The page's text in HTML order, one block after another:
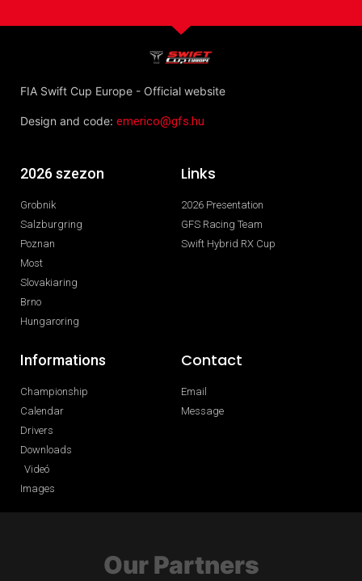
FIA Swift Cup Europe - Official website
Design and code: emerico@gfs.hu
2026 szezon
Grobnik
Salzburgring
Poznan
Most
Slovakiaring
Brno
Hungaroring
Links
2026 Presentation
GFS Racing Team
Swift Hybrid RX Cup
Informations
Championship
Calendar
Drivers
Downloads
Videó
Images
Contact
Email
Message
Our Partners